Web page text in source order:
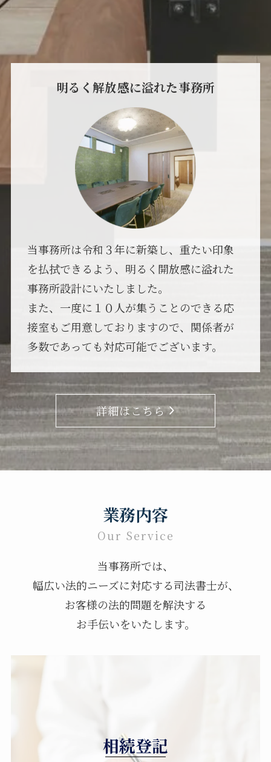
明るく解放感に溢れた事務所
当事務所は令和３年に新築し、重たい印象
を払拭できるよう、明るく開放感に溢れた
事務所設計にいたしました。
また、一度に１０人が集うことのできる応
接室もご用意しておりますので、関係者が
多数であっても対応可能でございます。
詳細はこちら
業務内容
Our Service
当事務所では、
幅広い法的ニーズに対応する司法書士が、
お客様の法的問題を解決する
お手伝いをいたします。
相続登記